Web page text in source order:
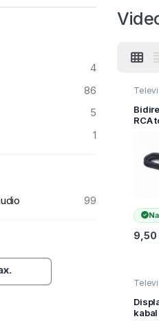
i AV
RCA
519-
9,50
i AV
Video
kabal
4
86
5
1
99